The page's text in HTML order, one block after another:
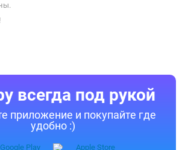
всегда под рукой
приложение и покупайте где
удобно :)